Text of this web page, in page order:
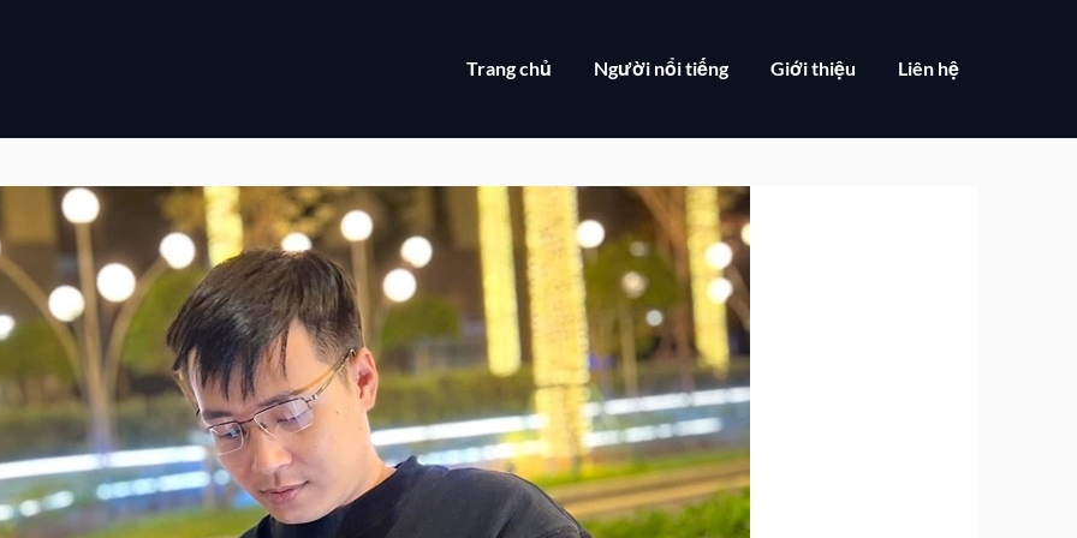
Trang chủ Người nổi tiếng Giới thiệu Liên hệ